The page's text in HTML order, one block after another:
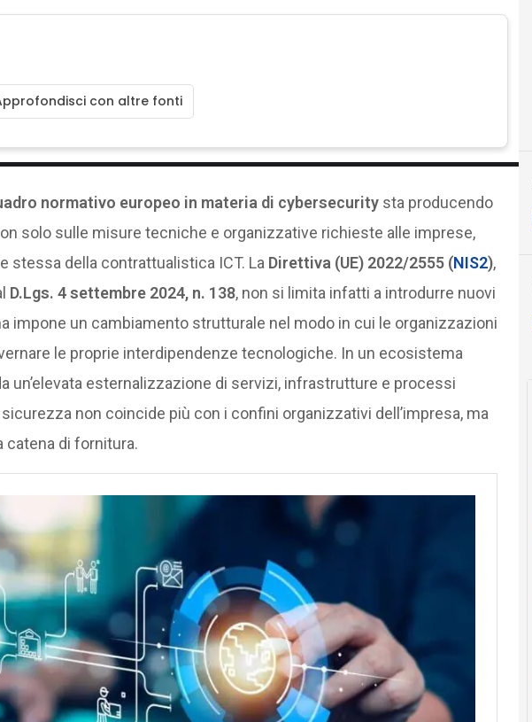
con altre fonti
normativo europeo in materia di cybersecuritysta producendo
solo sulle misure tecniche e organizzative richieste alle imprese,
stessa della contrattualistica ICT. La Direttiva (UE) 2022/2555 (NIS2),
D.Lgs. 4 settembre 2024, n. 138, non si limita infatti a introdurre nuovi
impone un cambiamento strutturale nel modo in cui le organizzazioni
le proprie interdipendenze tecnologiche. In un ecosistema
un’elevata esternalizzazione di servizi, infrastrutture e processi
non coincide più con i confini organizzativi dell’impresa, ma
catena di fornitura.
D